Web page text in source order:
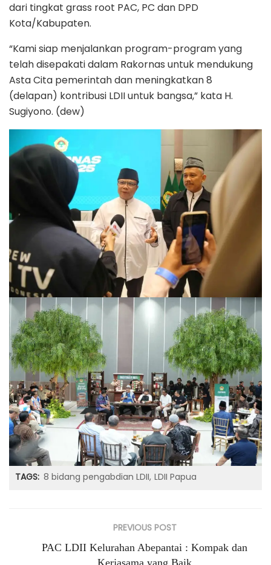
dari tingkat grass root PAC, PC dan DPD
Kota/Kabupaten.
“Kami siap menjalankan program-program yang
telah disepakati dalam Rakornas untuk mendukung
Asta Cita pemerintah dan meningkatkan 8
(delapan) kontribusi LDII untuk bangsa,” kata H.
Sugiyono. (dew)
TAGS: 8 bidang pengabdian LDII LDII Papua
PREVIOUS POST
PAC LDII Kelurahan Abepantai : Kompak dan